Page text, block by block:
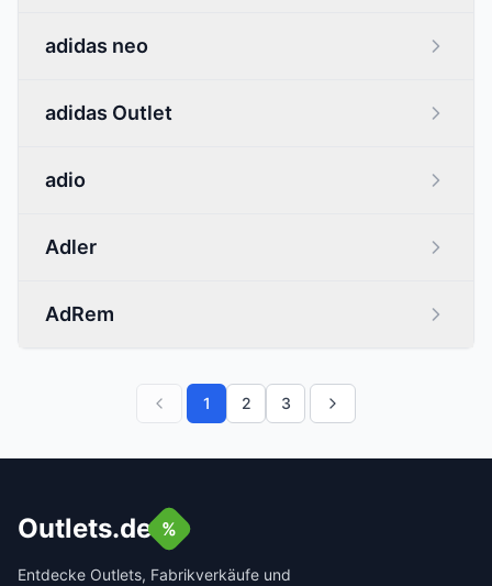
adidas neo
adidas Outlet
adio
Adler
AdRem
1 2 3
Outlets.de %
Entdecke Outlets, Fabrikverkäufe und